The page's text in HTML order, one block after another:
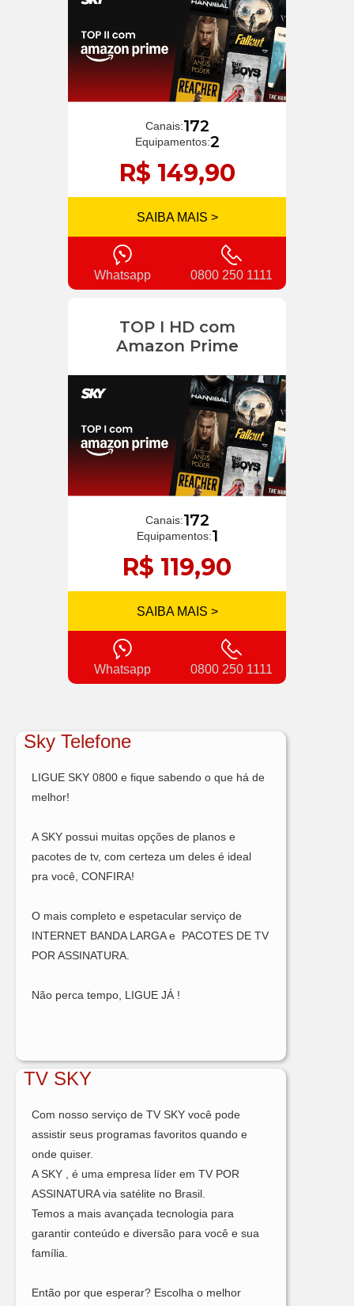
Canais:172
Equipamentos:2
R$ 149,90
SAIBA MAIS >
Whatsapp 0800 250 1111
TOP I HD com
Amazon Prime
Canais:172
Equipamentos:1
R$ 119,90
SAIBA MAIS >
Whatsapp 0800 250 1111
Sky Telefone
LIGUE SKY 0800 e fique sabendo o que há de
melhor!
A SKY possui muitas opções de planos e
pacotes de tv, com certeza um deles é ideal
pra você, CONFIRA!
O mais completo e espetacular serviço de
INTERNET BANDA LARGA e PACOTES DE TV
POR ASSINATURA.
Não perca tempo, LIGUE JÁ !
TV SKY
Com nosso serviço de TV SKY você pode
assistir seus programas favoritos quando e
onde quiser.
A SKY , é uma empresa líder em TV POR
ASSINATURA via satélite no Brasil.
Temos a mais avançada tecnologia para
garantir conteúdo e diversão para você e sua
família.
Então por que esperar? Escolha o melhor